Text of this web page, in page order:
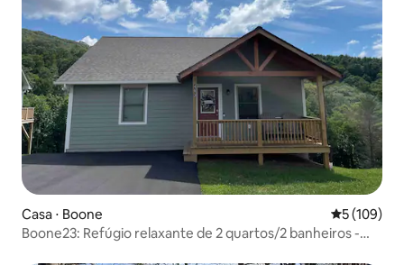
Casa ⋅ Boone 5 de uma
5 (109)
Boone23: Refúgio relaxante de 2 quartos/2 banheiros -